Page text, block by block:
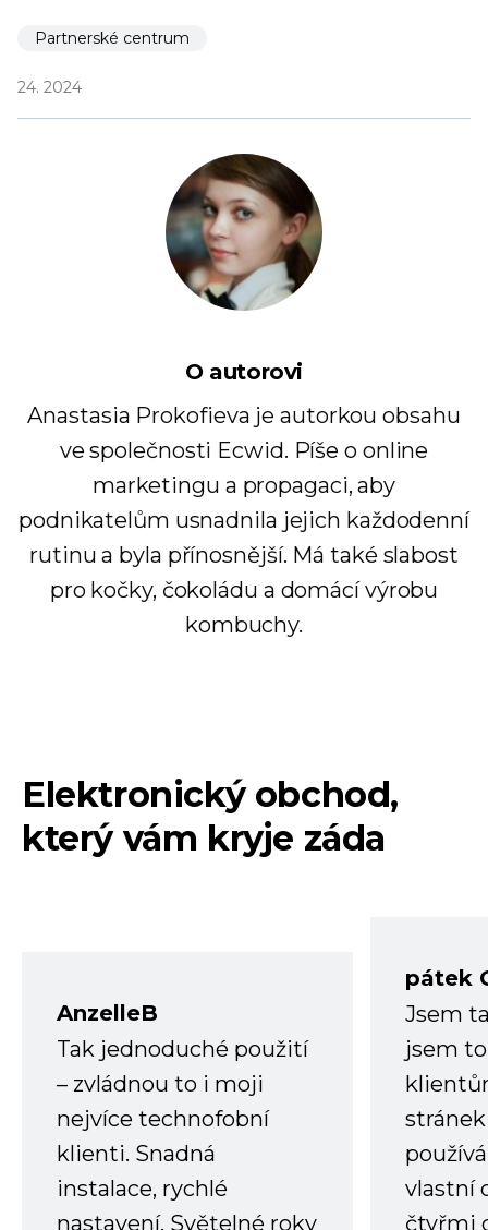
Partnerské centrum
24. 2024
O autorovi
Anastasia Prokofieva je autorkou obsahu
ve společnosti Ecwid. Píše o online
marketingu a propagaci, aby
podnikatelům usnadnila jejich každodenní
rutinu a byla přínosnější. Má také slabost
pro kočky, čokoládu a domácí výrobu
kombuchy.
Elektronický obchod,
který vám kryje záda
AnzelleB
Tak jednoduché použití
– zvládnou to i moji
nejvíce technofobní
klienti. Snadná
instalace, rychlé
nastavení. Světelné roky
pátek
Jsem
jsem
vlastní
čtyřmi